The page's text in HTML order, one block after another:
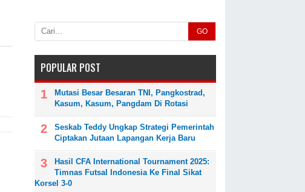
GO
POPULAR POST
Mutasi Besar Besaran TNI, Pangkostrad,
Kasum, Kasum, Pangdam Di Rotasi
Seskab Teddy Ungkap Strategi Pemerintah
Ciptakan Jutaan Lapangan Kerja Baru
Hasil CFA International Tournament 2025:
Timnas Futsal Indonesia Ke Final Sikat
Korsel 3-0